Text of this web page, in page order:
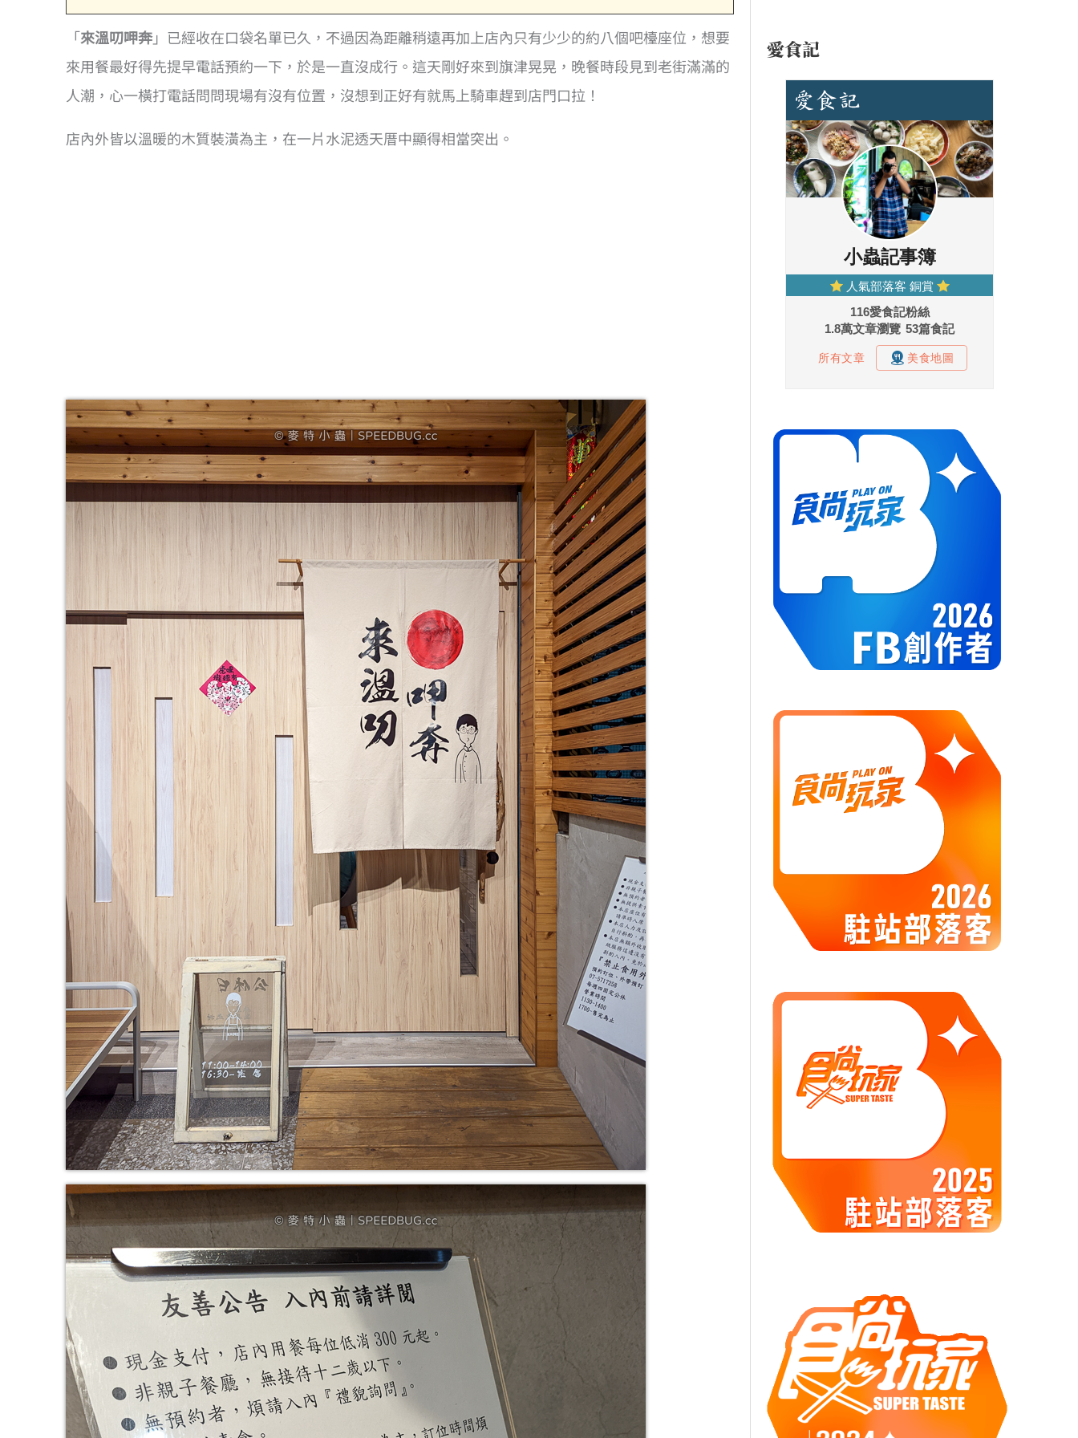
「來溫叨呷奔」已經收在口袋名單已久，不過因為距離稍遠再加上店內只有少少的約八個吧檯座位，想要
來用餐最好得先提早電話預約一下，於是一直沒成行。這天剛好來到旗津晃晃，晚餐時段見到老街滿滿的
人潮，心一橫打電話問問現場有沒有位置，沒想到正好有就馬上騎車趕到店門口拉！
店內外皆以溫暖的木質裝潢為主，在一片水泥透天厝中顯得相當突出。
愛食記